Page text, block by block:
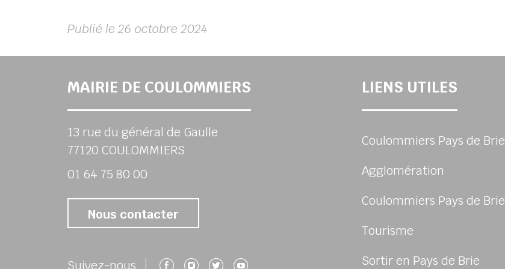
Publié le 26 octobre 2024
MAIRIE DE COULOMMIERS
13 rue du général de Gaulle
77120 COULOMMIERS
01 64 75 80 00
Nous contacter
Suivez-nous Suivez-nous sur Facebook
Suivez-nous sur Instagram
Suivez-nous sur Twitter
Suivez-nous sur Youtube
LIENS UTILES
Coulommiers Pays de Brie
Agglomération
Coulommiers Pays de Brie
Tourisme
Sortir en Pays de Brie